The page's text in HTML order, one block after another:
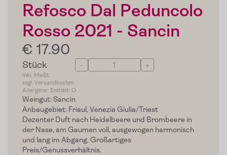
Refosco Dal Peduncolo
Rosso 2021 - Sancin
€ 17.90
Stück - +
inkl. MwSt.
zzgl. Versandkosten
Allergene: Enthält: O
Weingut: Sancin
Anbaugebiet: Friaul, Venezia Giulia/Triest
Dezenter Duft nach Heidelbeere und Brombeere in
der Nase, am Gaumen voll, ausgewogen harmonisch
und lang im Abgang. Großartiges
Preis/Genussverhältnis.